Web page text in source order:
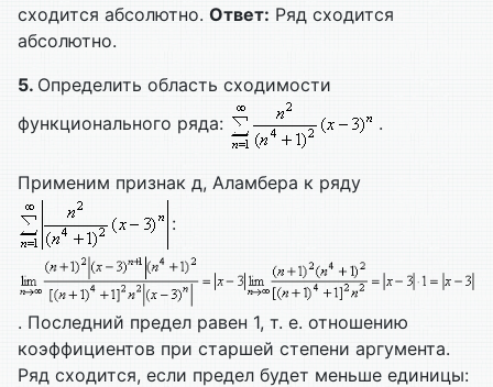
сходится абсолютно. Ответ: Ряд сходится
абсолютно.
5. Определить область сходимости
функционального ряда:
.
Применим признак д, Аламбера к ряду
:
. Последний предел равен 1, т. е. отношению
коэффициентов при старшей степени аргумента.
Ряд сходится, если предел будет меньше единицы: